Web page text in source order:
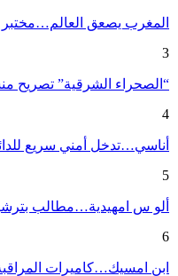
المغرب يصعق العالم…مختبر
3
“الصحراء الشرقية”
4
أناسي…تدخل أمني سريع
5
ألو س امهيدية…مطالب
6
ابن امسيك…كاميرات